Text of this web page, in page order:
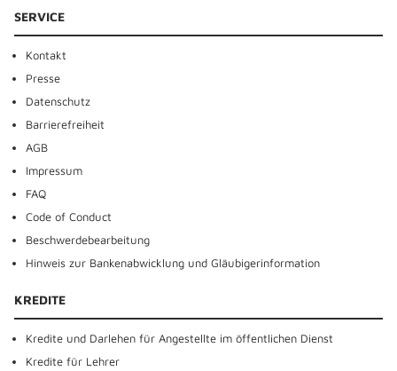
SERVICE
Kontakt
Presse
Datenschutz
Barrierefreiheit
AGB
Impressum
FAQ
Code of Conduct
Beschwerdebearbeitung
Hinweis zur Bankenabwicklung und Gläubigerinformation
KREDITE
Kredite und Darlehen für Angestellte im öffentlichen Dienst
Kredite für Lehrer